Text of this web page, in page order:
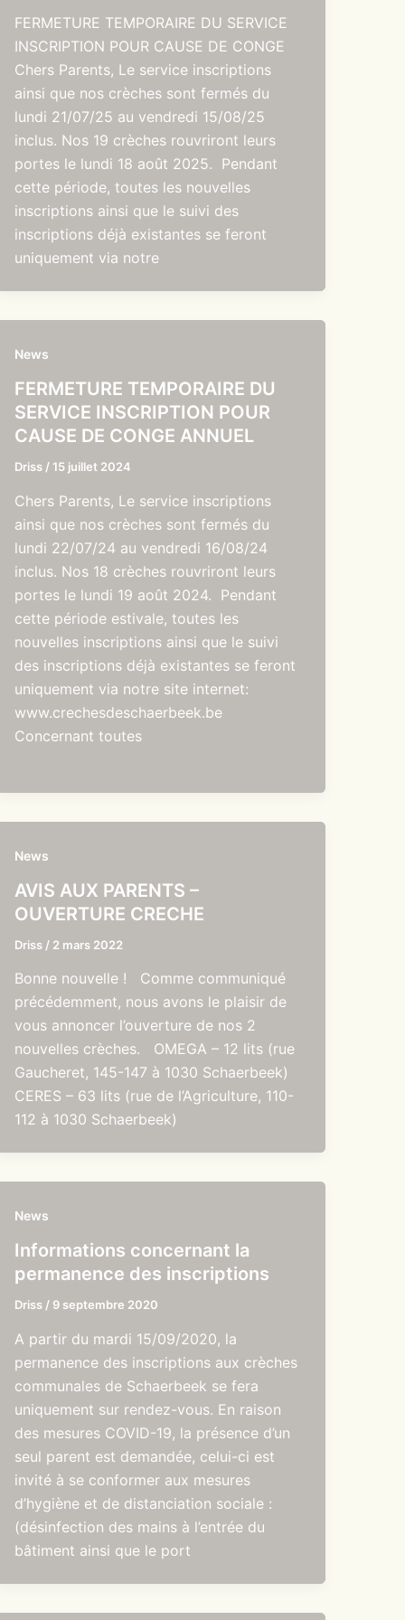
FERMETURE TEMPORAIRE DU SERVICE
INSCRIPTION POUR CAUSE DE CONGE
Chers Parents, Le service inscriptions
ainsi que nos crèches sont fermés du
lundi 21/07/25 au vendredi 15/08/25
inclus. Nos 19 crèches rouvriront leurs
portes le lundi 18 août 2025. Pendant
cette période, toutes les nouvelles
inscriptions ainsi que le suivi des
inscriptions déjà existantes se feront
uniquement via notre
News
FERMETURE TEMPORAIRE DU
SERVICE INSCRIPTION POUR
CAUSE DE CONGE ANNUEL
Driss / 15 juillet 2024
Chers Parents, Le service inscriptions
ainsi que nos crèches sont fermés du
lundi 22/07/24 au vendredi 16/08/24
inclus. Nos 18 crèches rouvriront leurs
portes le lundi 19 août 2024. Pendant
cette période estivale, toutes les
nouvelles inscriptions ainsi que le suivi
des inscriptions déjà existantes se feront
uniquement via notre site internet:
www.crechesdeschaerbeek.be
Concernant toutes
News
AVIS AUX PARENTS –
OUVERTURE CRECHE
Driss / 2 mars 2022
Bonne nouvelle ! Comme communiqué
précédemment, nous avons le plaisir de
vous annoncer l’ouverture de nos 2
nouvelles crèches. OMEGA – 12 lits (rue
Gaucheret, 145-147 à 1030 Schaerbeek)
CERES – 63 lits (rue de l’Agriculture, 110-
112 à 1030 Schaerbeek)
News
Informations concernant la
permanence des inscriptions
Driss / 9 septembre 2020
A partir du mardi 15/09/2020, la
permanence des inscriptions aux crèches
communales de Schaerbeek se fera
uniquement sur rendez-vous. En raison
des mesures COVID-19, la présence d’un
seul parent est demandée, celui-ci est
invité à se conformer aux mesures
d’hygiène et de distanciation sociale :
(désinfection des mains à l’entrée du
bâtiment ainsi que le port